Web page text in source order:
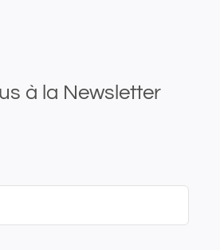
à la Newsletter